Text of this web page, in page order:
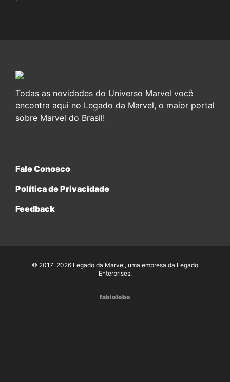
Todas as novidades do Universo Marvel você
encontra aqui no Legado da Marvel, o maior portal
sobre Marvel do Brasil!
Fale Conosco
Política de Privacidade
Feedback
© 2017-2026 Legado da Marvel, uma empresa da Legado
Enterprises.
fabiolobo